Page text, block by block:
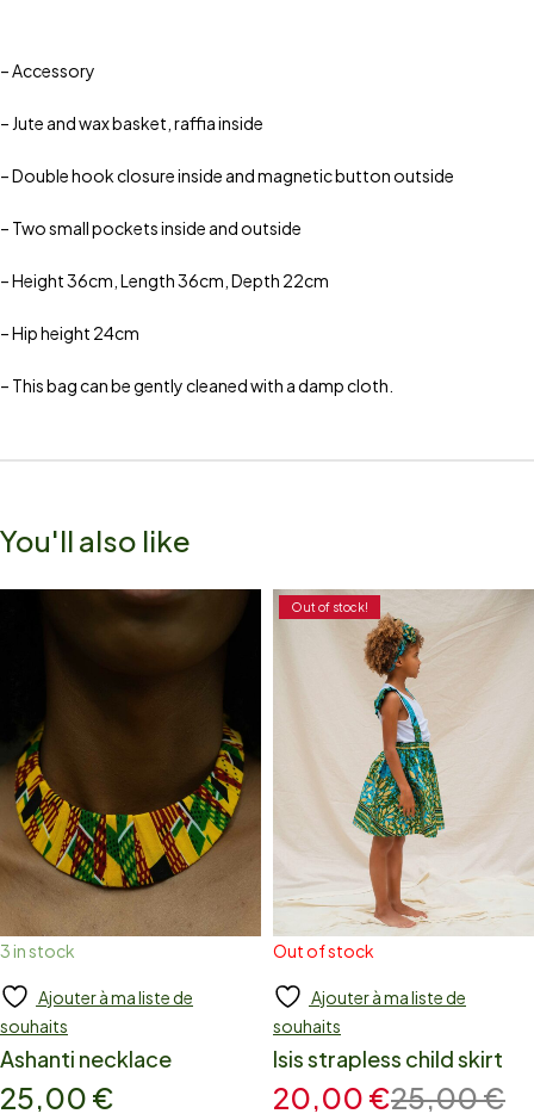
– Accessory
– Jute and wax basket, raffia inside
– Double hook closure inside and magnetic button outside
– Two small pockets inside and outside
– Height 36cm, Length 36cm, Depth 22cm
– Hip height 24cm
– This bag can be gently cleaned with a damp cloth.
You'll also like
3 in stock
Add to cart
Ajouter à ma liste de
souhaits
Ashanti necklace
25,00 €
Out of stock!
Out of stock
Add to cart
Ajouter à ma liste de
souhaits
Isis strapless child skirt
25,00€
20,00 €